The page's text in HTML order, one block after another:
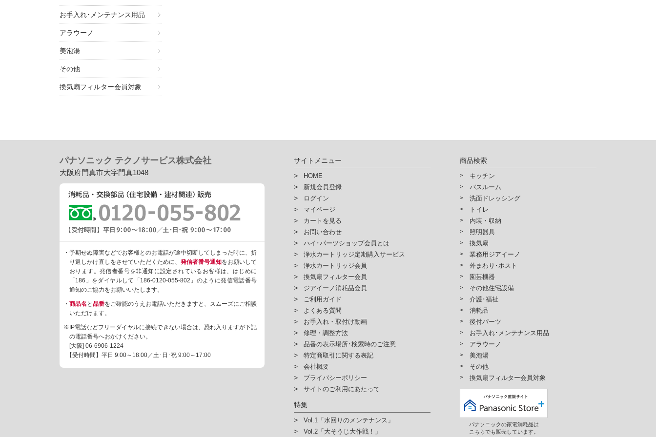
お手入れ･メンテナンス用品
アラウーノ
美泡湯
その他
換気扇フィルター会員対象
パナソニック テクノサービス株式会社
大阪府門真市大字門真1048
・予期せぬ障害などでお客様とのお電話が途中切断してしまった時に、折
り返しかけ直しをさせていただくために、 発信者番号通知をお願いして
おります。発信者番号を非通知に設定されているお客様は、はじめに
「186」をダイヤルして「186-0120-055-802」のように発信電話番号
通知のご協力をお願いいたします。
・ 商品名 と 品番をご確認のうえお電話いただきますと、スムーズにご相談
いただけます。
※IP電話などフリーダイヤルに接続できない場合は、恐れ入りますが下記
の電話番号へおかけください。
[大阪] 06-6906-1224
【受付時間】平日 9:00～18:00／土･日･祝 9:00～17:00
サイトメニュー
HOME
新規会員登録
ログイン
マイページ
カートを見る
お問い合わせ
ハイ･パーツショップ会員とは
浄水カートリッジ定期購入サービス
浄水カートリッジ会員
換気扇フィルター会員
ジアイーノ消耗品会員
ご利用ガイド
よくある質問
お手入れ・取付け動画
修理・調整方法
品番の表示場所･検索時のご注意
特定商取引に関する表記
会社概要
プライバシーポリシー
サイトのご利用にあたって
特集
Vol.1「水回りのメンテナンス」
Vol.2「大そうじ大作戦！」
商品検索
キッチン
バスルーム
洗面ドレッシング
トイレ
内装・収納
照明器具
換気扇
業務用ジアイーノ
外まわり･ポスト
園芸機器
その他住宅設備
介護･福祉
消耗品
後付パーツ
お手入れ･メンテナンス用品
アラウーノ
美泡湯
その他
換気扇フィルター会員対象
パナソニックの家電消耗品は
こちらでも販売しています。